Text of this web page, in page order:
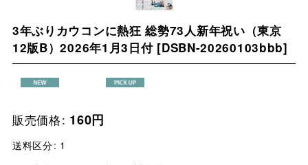
3年ぶりカウコンに熱狂 総勢73人新年祝い（東京
12版B）2026年1月3日付 [DSBN-20260103bbb]
販売価格: 160円
送料区分: 1